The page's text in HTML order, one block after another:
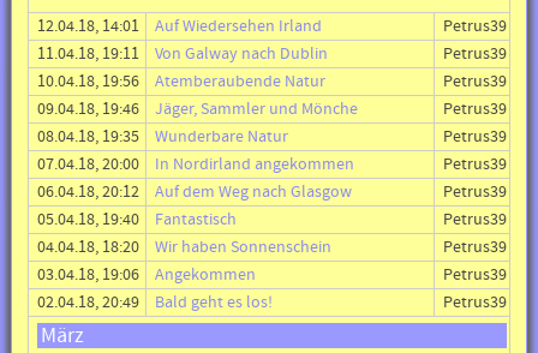
12.04.18, 14:01 Auf Wiedersehen Irland
Petrus39
11.04.18, 19:11
Von Galway nach Dublin
Petrus39
10.04.18, 19:56
Atemberaubende Natur
Petrus39
09.04.18, 19:46
Jäger, Sammler und Mönche
Petrus39
08.04.18, 19:35
Wunderbare Natur
Petrus39
07.04.18, 20:00
In Nordirland angekommen
Petrus39
06.04.18, 20:12
Auf dem Weg nach Glasgow
Petrus39
05.04.18, 19:40
Fantastisch
Petrus39
04.04.18, 18:20
Wir haben Sonnenschein
Petrus39
03.04.18, 19:06
Angekommen
Petrus39
02.04.18, 20:49
Bald geht es los! Petrus39
März